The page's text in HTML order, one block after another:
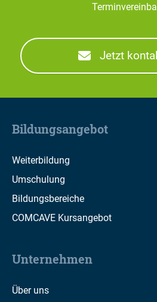
Jetzt
Bildungsangebot
Weiterbildung
Umschulung
Bildungsbereiche
COMCAVE Kursangebot
Unternehmen
Über uns